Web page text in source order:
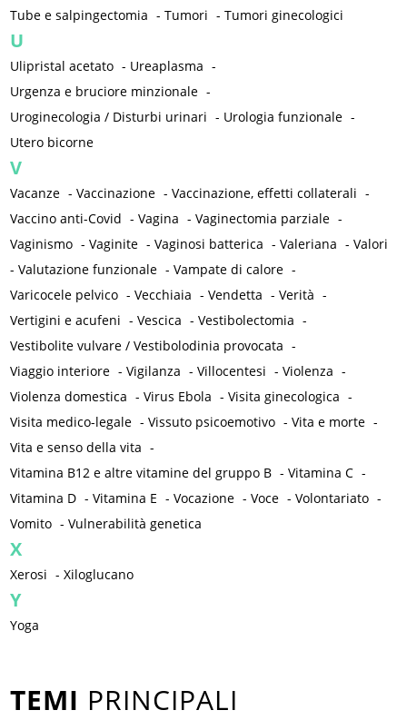
Tube e salpingectomia -Tumori -Tumori ginecologici
U
Ulipristal acetato - Ureaplasma -
Urgenza e bruciore minzionale -
Uroginecologia / Disturbi urinari - Urologia funzionale -
Utero bicorne
V
Vacanze -Vaccinazione -Vaccinazione, effetti collaterali -
Vaccino anti-Covid -Vagina -Vaginectomia parziale -
Vaginismo -Vaginite -Vaginosi batterica -Valeriana -Valori
-Valutazione funzionale -Vampate di calore -
Varicocele pelvico -Vecchiaia -Vendetta -Verità -
Vertigini e acufeni -Vescica -Vestibolectomia -
Vestibolite vulvare / Vestibolodinia provocata -
Viaggio interiore -Vigilanza -Villocentesi -Violenza -
Violenza domestica -Virus Ebola -Visita ginecologica -
Visita medico-legale -Vissuto psicoemotivo -Vita e morte -
Vita e senso della vita -
Vitamina B12 e altre vitamine del gruppo B -Vitamina C -
Vitamina D -Vitamina E -Vocazione -Voce -Volontariato -
Vomito -Vulnerabilità genetica
X
Xerosi -Xiloglucano
Y
Yoga
TEMI PRINCIPALI